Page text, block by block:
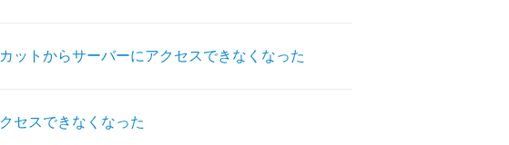
ットからサーバーにアクセスできなくなった
セスできなくなった